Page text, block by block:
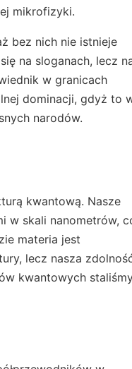
mikrofizyki.
bez nich nie istnieje
na sloganach, lecz
w granicach
dominacji, gdyż to
narodów.
kwantową. Nasze
w skali nanometrów,
materia jest
lecz nasza
kwantowych